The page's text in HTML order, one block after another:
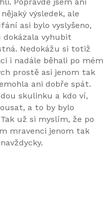
výsledek, ale
asi bylo vyslyšeno,
vyhubit
Nedokážu si totiž
i nadále běhali po mém
prostě asi jenom tak
ani dobře spát.
skulinku a kdo ví,
a to by bylo
už si myslím, že po
mravenci jenom tak